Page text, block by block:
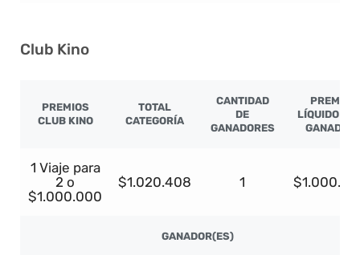
Club Kino
PREMIOS
CLUB KINO
TOTAL
CATEGORÍA
CANTIDAD
DE
GANADORES
PREMIO
LÍQUIDO
GANADOR
1 Viaje para
2 o
$1.000.000
$1.020.408 1
GANADOR(ES)